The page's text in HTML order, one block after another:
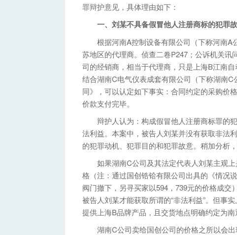
罪辩护意见，具体理由如下：
一、刘某不具备假冒他人注册商标的犯罪
根据河南A控制设备有限公司（下称河南A
苏地区的代理商。侦查二卷P247；公诉机关讯
司的经销商，相当于代理商，只是上海B江南
结合湖南C电气仪表成套有限公司（下称湖南
同》，可以认定如下事实：合同约定的采购价
价款支付完毕。
辩护人认为：构成假冒他人注册商标罪的
法利益。本案中，被告人刘某并没有获取非法
的犯罪动机、犯罪目的和犯罪故意。稍加分析
如果湖南C公司及其法定代表人刘某主观上
格（注：通过国创锆铪有限公司出具的《情况
阀门撤下，另寻买家以594，739元的价格成交
被告人刘某才能获取所谓的“非法利益”。但事
提供上海B品牌产品，且交货地点明确约定为南
湖南C公司卖给国创公司的价格之所以会出